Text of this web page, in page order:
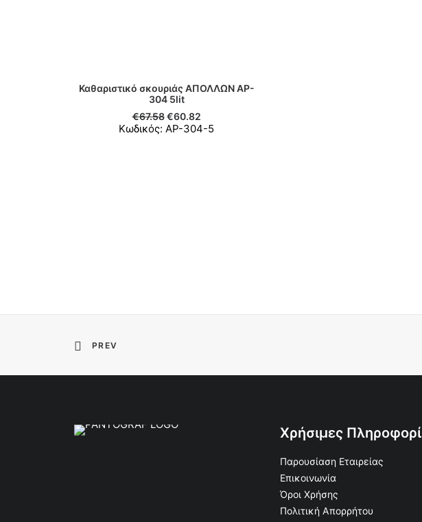
ΠΡΟΣΘΉΚΗ ΣΤΟ ΚΑΛΆΘΙ
Καθαριστικό σκουριάς ΑΠΟΛΛΩΝ AP-
304 5lit
€67.58 €60.82
Κωδικός: ΑΡ-304-5
PREV
Χρήσιμες
Παρουσίαση Εταιρείας
Επικοινωνία
Όροι Χρήσης
Πολιτική Απορρήτου